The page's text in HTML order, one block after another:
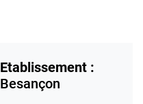
Etablissement :
Besançon